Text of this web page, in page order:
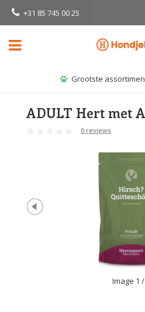
+31 85 745 00 25
Grootste
ADULT Hert met
0 reviews
Image 1